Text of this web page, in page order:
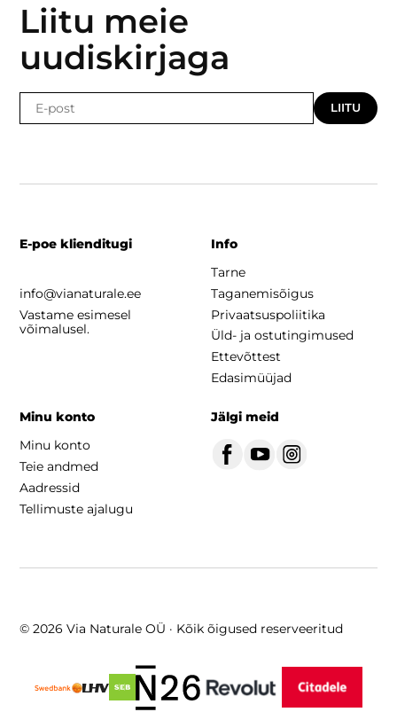
Liitu meie
uudiskirjaga
LIITU
E-poe klienditugi
info@vianaturale.ee
Vastame esimesel
võimalusel.
Info
Tarne
Taganemisõigus
Privaatsuspoliitika
Üld- ja ostutingimused
Ettevõttest
Edasimüüjad
Minu konto
Minu konto
Teie andmed
Aadressid
Tellimuste ajalugu
Jälgi meid
© 2026 Via Naturale OÜ · Kõik õigused reserveeritud